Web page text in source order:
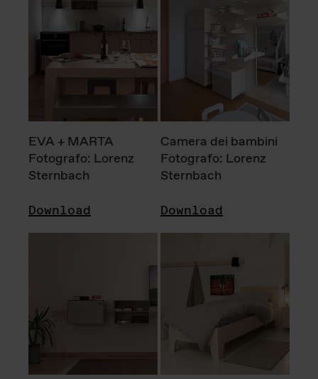
EVA + MARTA
Fotografo: Lorenz
Sternbach
Download
Camera dei bambini
Fotografo: Lorenz
Sternbach
Download